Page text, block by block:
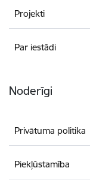
Projekti
Par iestādi
Noderīgi
Privātuma politika
Piekļūstamība